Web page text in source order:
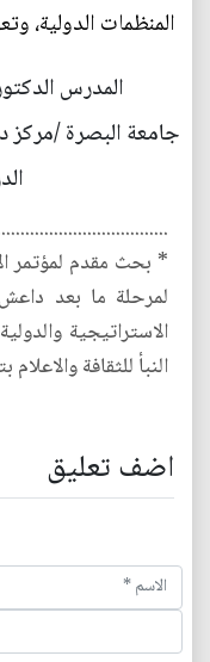
المنظمات الدولية،
المدرس
جامعة البصرة /مركز
* بحث مقدم لمؤتمر
لمرحلة ما بعد
الاستراتيجية
النبأ للثقافة والاعلام بتاريخ
اضف تعليق